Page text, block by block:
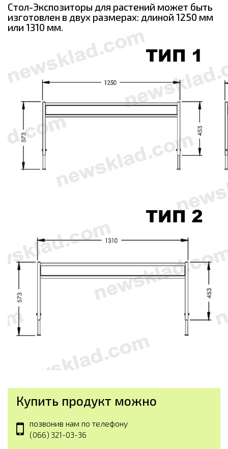
Стол-Экспозиторы для растений может быть
изготовлен в двух размерах: длиной 1250 мм
или 1310 мм.
Купить продукт можно
позвонив нам по телефону
(066) 321-03-36